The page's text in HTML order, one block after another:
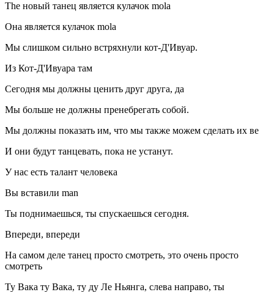
The новый танец является кулачок mola
Она является кулачок mola
Мы слишком сильно встряхнули кот-Д'Ивуар.
Из Кот-Д'Ивуара там
Сегодня мы должны ценить друг друга, да
Мы больше не должны пренебрегать собой.
Мы должны показать им, что мы также можем сделать их ве
И они будут танцевать, пока не устанут.
У нас есть талант человека
Вы вставили man
Ты поднимаешься, ты спускаешься сегодня.
Впереди, впереди
На самом деле танец просто смотреть, это очень просто
смотреть
Ту Вака ту Вака, ту ду Ле Ньянга, слева направо, ты